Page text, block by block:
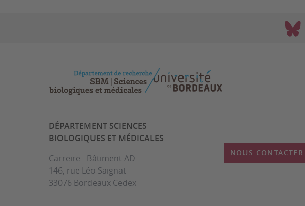
DÉPARTEMENT SCIENCES
BIOLOGIQUES ET MÉDICALES
Carreire - Bâtiment AD
146, rue Léo Saignat
33076 Bordeaux Cedex
NOUS CONTACTER